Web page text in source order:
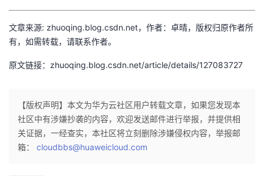
文章来源: zhuoqing.blog.csdn.net，作者：卓晴，版权归原作者所
有，如需转载，请联系作者。
原文链接：zhuoqing.blog.csdn.net/article/details/127083727
【版权声明】本文为华为云社区用户转载文章，如果您发现本
社区中有涉嫌抄袭的内容，欢迎发送邮件进行举报，并提供相
关证据，一经查实，本社区将立刻删除涉嫌侵权内容，举报邮
箱： cloudbbs@huaweicloud.com